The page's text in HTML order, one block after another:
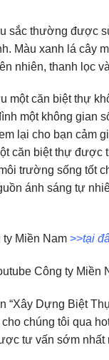
sắc thường được
Màu xanh lá cây
nhiên, thanh lọc
một căn biệt thự
một không gian
lại cho bạn cảm
căn biệt thự được
trường sống tốt
ánh sáng tự
ty Miền Nam >>tại
Công ty Miền
“Xây Dựng Biệt
chúng tôi qua
tư vấn sớm nhất